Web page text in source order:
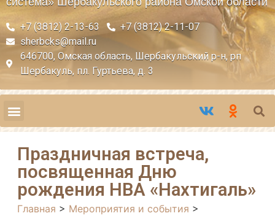
+7 (3812) 2-13-63
+7 (3812) 2-11-07
sherbcks@mail.ru
646700, Омская область, Шербакульский р-н, рп
Шербакуль, пл. Гуртьева, д. 3
Праздничная встреча,
посвященная Дню
рождения НВА «Нахтигаль»
Главная > Мероприятия и события >